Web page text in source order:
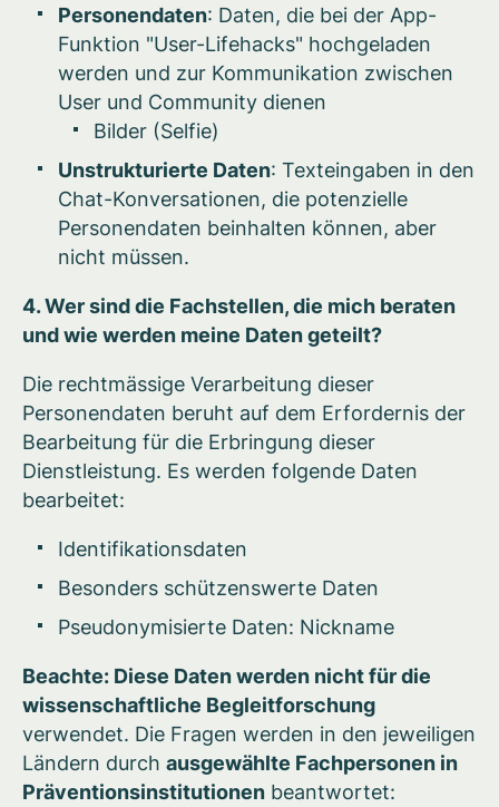
Personendaten: Daten, die bei der App-
Funktion "User-Lifehacks" hochgeladen
werden und zur Kommunikation zwischen
User und Community dienen
Bilder (Selfie)
Unstrukturierte Daten: Texteingaben in den
Chat-Konversationen, die potenzielle
Personendaten beinhalten können, aber
nicht müssen.
4. Wer sind die Fachstellen, die mich beraten
und wie werden meine Daten geteilt?
Die rechtmässige Verarbeitung dieser
Personendaten beruht auf dem Erfordernis der
Bearbeitung für die Erbringung dieser
Dienstleistung. Es werden folgende Daten
bearbeitet:
Identifikationsdaten
Besonders schützenswerte Daten
Pseudonymisierte Daten: Nickname
Beachte: Diese Daten werden nicht für die
wissenschaftliche Begleitforschung
verwendet. Die Fragen werden in den jeweiligen
Ländern durch ausgewählte Fachpersonen in
Präventionsinstitutionen beantwortet: